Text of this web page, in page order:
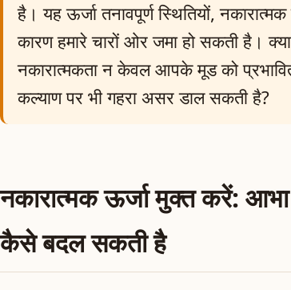
है। यह ऊर्जा तनावपूर्ण स्थितियों,
कारण हमारे चारों ओर जमा हो सकती है।
नकारात्मकता न केवल आपके मूड को
कल्याण पर भी गहरा असर डाल सकती है?
नकारात्मक ऊर्जा मुक्त करें:
कैसे बदल सकती है